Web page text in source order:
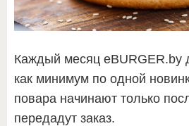
Каждый месяц eBURGER.by
как минимум по одной
повара начинают только
передадут заказ.